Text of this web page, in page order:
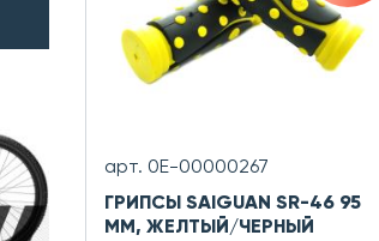
арт. 0Е-00000267
ГРИПСЫ SAIGUAN SR-46 95
ММ, ЖЕЛТЫЙ/ЧЕРНЫЙ